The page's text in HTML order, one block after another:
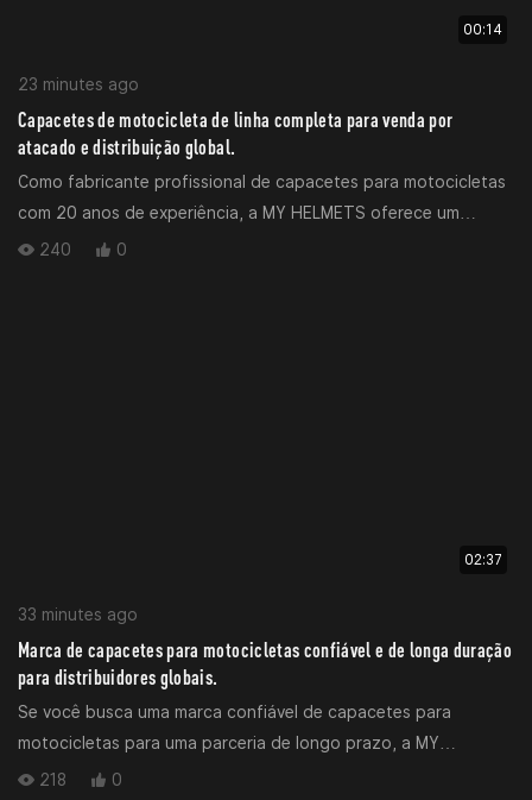
00:14
23 minutes ago
Capacetes de motocicleta de linha completa para venda por
atacado e distribuição global.
Como fabricante profissional de capacetes para motocicletas
com 20 anos de experiência, a MY HELMETS oferece um
portfólio completo das principais categorias de capacetes
240 0
02:37
33 minutes ago
Marca de capacetes para motocicletas confiável e de longa duração
para distribuidores globais.
Se você busca uma marca confiável de capacetes para
motocicletas para uma parceria de longo prazo, a MY
HELMETS se destaca com vantagens competitivas essenciais
218 0